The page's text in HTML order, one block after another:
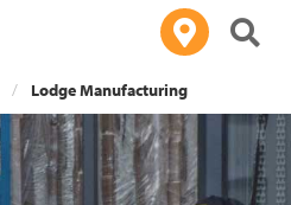
Lodge Manufacturing